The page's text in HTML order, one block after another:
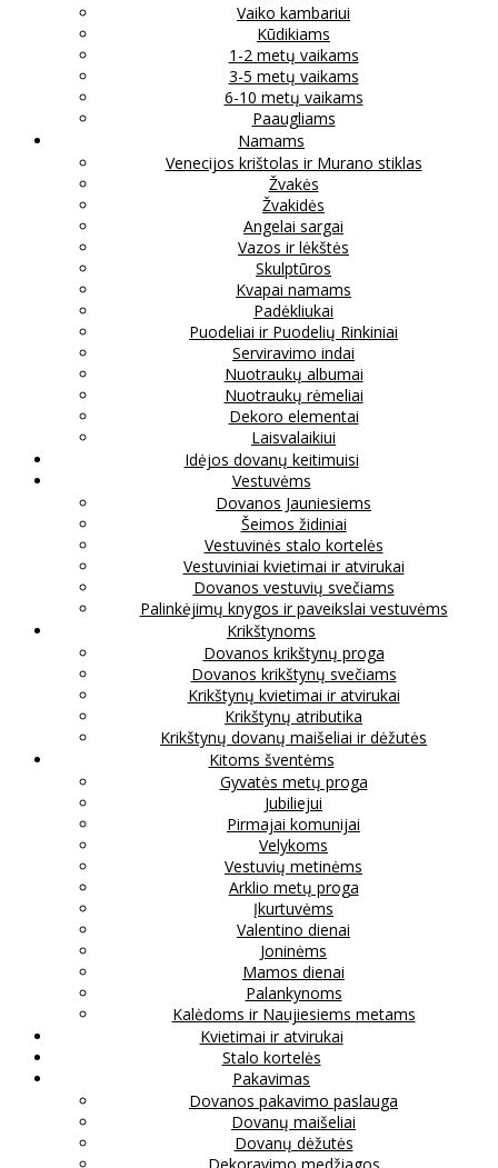
Vaiko kambariui
Kūdikiams
1-2 metų vaikams
3-5 metų vaikams
6-10 metų vaikams
Paaugliams
Namams
Venecijos krištolas ir Murano stiklas
Žvakės
Žvakidės
Angelai sargai
Vazos ir lėkštės
Skulptūros
Kvapai namams
Padėkliukai
Puodeliai ir Puodelių Rinkiniai
Serviravimo indai
Nuotraukų albumai
Nuotraukų rėmeliai
Dekoro elementai
Laisvalaikiui
Idėjos dovanų keitimuisi
Vestuvėms
Dovanos Jauniesiems
Šeimos židiniai
Vestuvinės stalo kortelės
Vestuviniai kvietimai ir atvirukai
Dovanos vestuvių svečiams
Palinkėjimų knygos ir paveikslai vestuvėms
Krikštynoms
Dovanos krikštynų proga
Dovanos krikštynų svečiams
Krikštynų kvietimai ir atvirukai
Krikštynų atributika
Krikštynų dovanų maišeliai ir dėžutės
Kitoms šventėms
Gyvatės metų proga
Jubiliejui
Pirmajai komunijai
Velykoms
Vestuvių metinėms
Arklio metų proga
Įkurtuvėms
Valentino dienai
Joninėms
Mamos dienai
Palankynoms
Kalėdoms ir Naujiesiems metams
Kvietimai ir atvirukai
Stalo kortelės
Pakavimas
Dovanos pakavimo paslauga
Dovanų maišeliai
Dovanų dėžutės
Dekoravimo medžiagos